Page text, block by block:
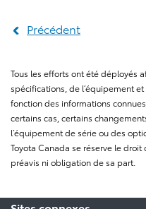
Précédent
Tous les efforts ont été déployés
spécifications, de l’équipement
fonction des informations
certains cas, certains
l’équipement de série ou des
Toyota Canada se réserve le
préavis ni obligation de sa part.